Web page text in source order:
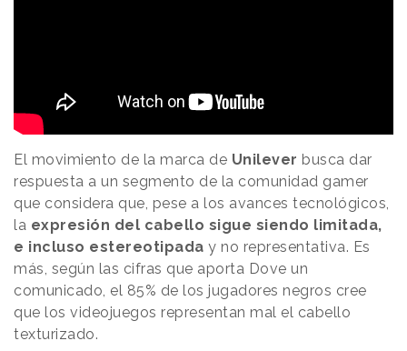
El movimiento de la marca de Unilever busca dar
respuesta a un segmento de la comunidad gamer
que considera que, pese a los avances tecnológicos,
la expresión del cabello sigue siendo limitada,
e incluso estereotipada y no representativa. Es
más, según las cifras que aporta Dove un
comunicado, el 85% de los jugadores negros cree
que los videojuegos representan mal el cabello
texturizado.